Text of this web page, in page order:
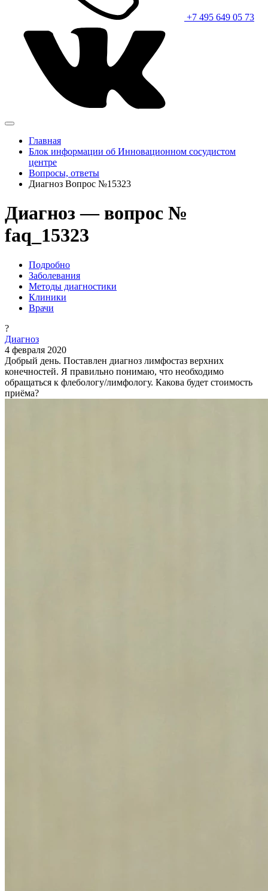
+7 495 649 05 73
Главная
Блок информации об Инновационном сосудистом
центре
Вопросы, ответы
Диагноз Вопрос №15323
Диагноз — вопрос №
faq_15323
Подробно
Заболевания
Методы диагностики
Клиники
Врачи
?
Диагноз
4 февраля 2020
Добрый день. Поставлен диагноз лимфостаз верхних
конечностей. Я правильно понимаю, что необходимо
обращаться к флебологу/лимфологу. Какова будет стоимость
приёма?